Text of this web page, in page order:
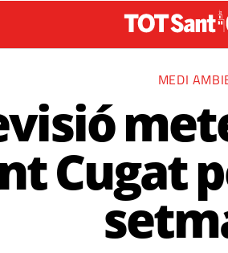
MEDI
Cugat